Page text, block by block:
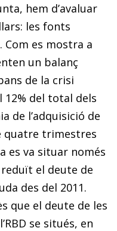
hem d’avaluar
les fonts
Com es mostra a
un balanç
de la crisi
12% del total dels
de l’adquisició de
quatre trimestres
es va situar només
reduït el deute de
des del 2011.
que el deute de les
se situés, en